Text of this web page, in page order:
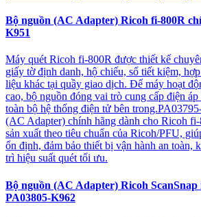
Bộ nguồn (AC Adapter) Ricoh fi-800R
K951
Máy quét Ricoh fi-800R được thiết kế
giấy tờ định danh, hộ chiếu, sổ tiết kiệm,
liệu khác tại quầy giao dịch. Để máy hoạt
cao, bộ nguồn đóng vai trò cung cấp điện
toàn bộ hệ thống điện tử bên
(AC Adapter) chính hãng dành cho Ricoh
sản xuất theo tiêu chuẩn của Ricoh/PFU,
ổn định, đảm bảo thiết bị vận hành an toàn,
trì hiệu suất quét tối ưu.
Bộ nguồn (AC Adapter) Ricoh
PA03805-K962